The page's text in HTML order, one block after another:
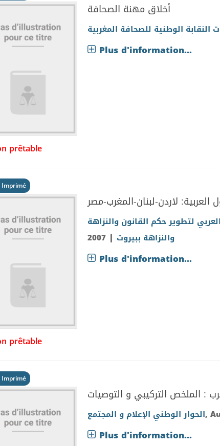
أخلاق مهنة الصحافة
النقابة الوطنية للصحافة المغربية
Plus d'information...
prêtable
العربية: لاردن-لبنان-المغرب-مصر
لتطوير حكم القانون والنزاهة
والنزاهة ببيروت |
2007
Plus d'information...
prêtable
: الملخص التركيبي و التوصيات
الحوار الوطني الإعلام و المجتمع,
Plus d'information...